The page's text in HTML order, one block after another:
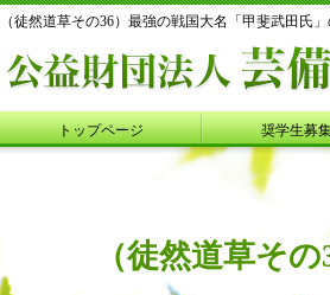
（徒然道草その36）最強の戦国大名「甲斐武田氏
トップページ 奨学生募
（徒然道草そ